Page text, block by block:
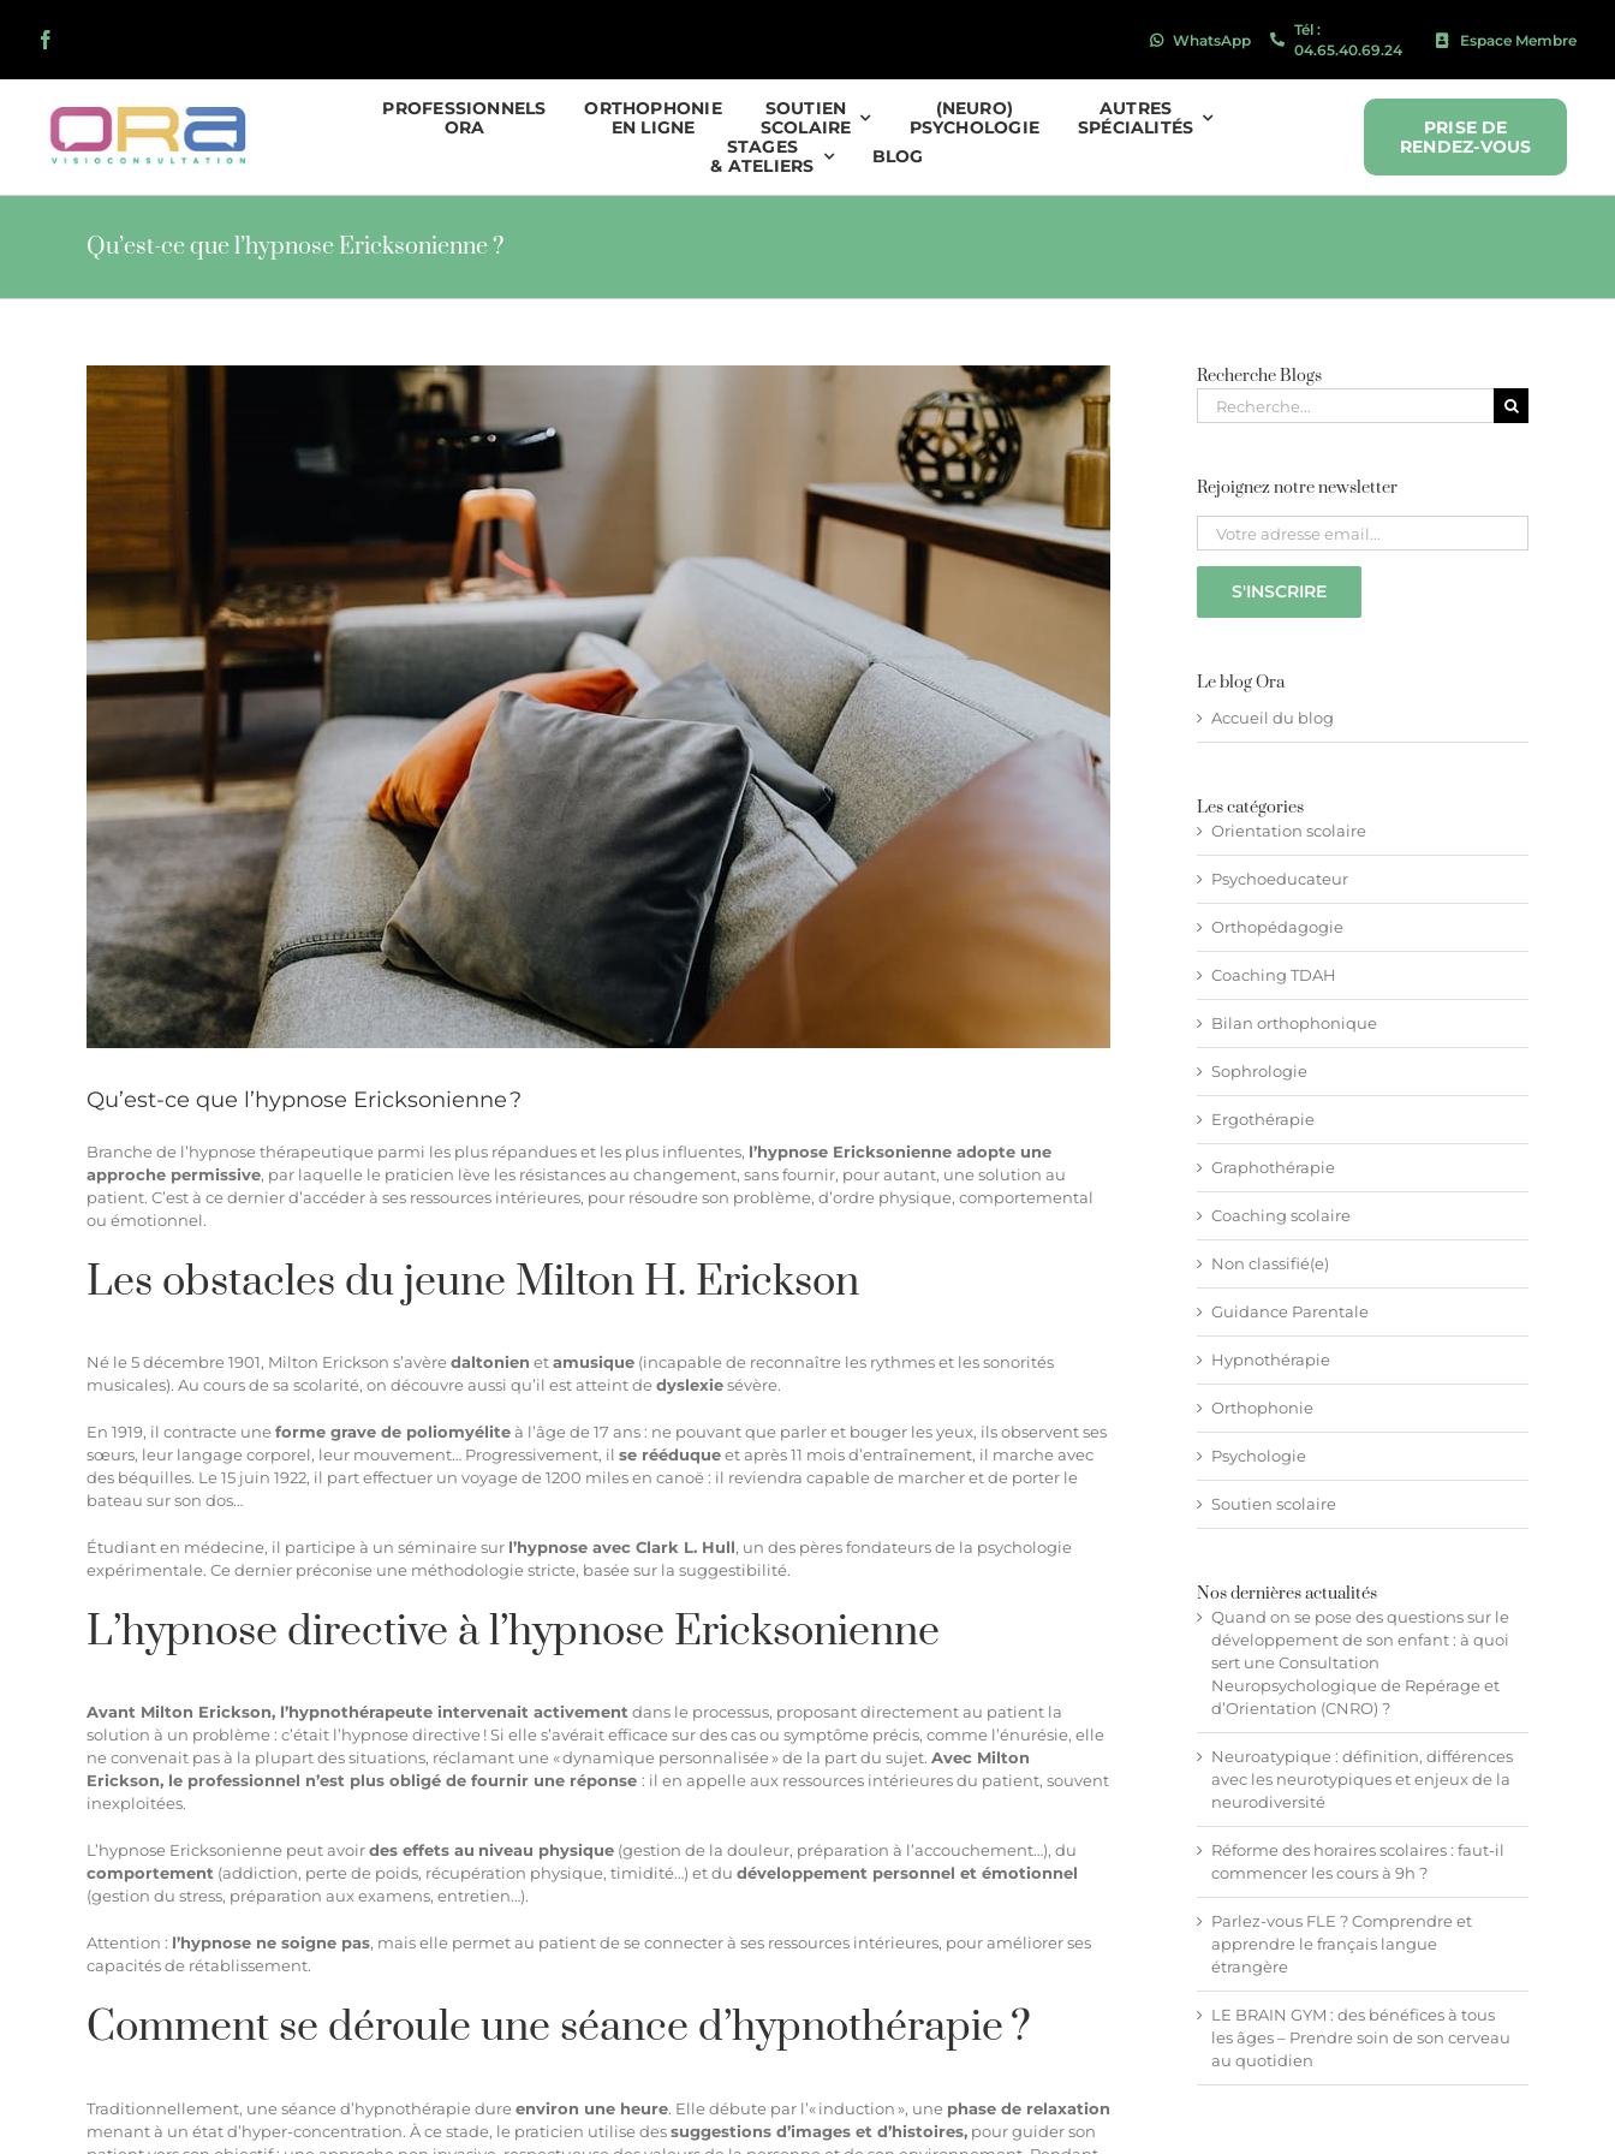
content
WhatsApp
Tél :
04.65.40.69.24
Espace Membre
PROFESSIONNELS
ORA
ORTHOPHONIE
EN LIGNE
SOUTIEN
SCOLAIRE
(NEURO)
PSYCHOLOGIE
AUTRES
SPÉCIALITÉS
STAGES
& ATELIERS
BLOG
PRISE DE
RENDEZ-VOUS
Qu’est-ce que l’hypnose Ericksonienne ?
View
Larger
Qu’est-ce que l’hypnose Ericksonienne ?
Branche de l’hypnose thérapeutique parmi les plus répandues et les plus influentes, l’hypnose Ericksonienne adopte une
approche permissive, par laquelle le praticien lève les résistances au changement, sans fournir, pour autant, une solution au
patient. C’est à ce dernier d’accéder à ses ressources intérieures, pour résoudre son problème, d’ordre physique, comportemental
ou émotionnel.
Les obstacles du jeune Milton H. Erickson
Né le 5 décembre 1901, Milton Erickson s’avèredaltonien etamusique (incapable de reconnaître les rythmes et les sonorités
musicales). Au cours de sa scolarité, on découvre aussi qu’il est atteint dedyslexiesévère.
En 1919, il contracte uneforme grave de poliomyéliteà l’âge de 17 ans : ne pouvant que parler et bouger les yeux, ils observent ses
sœurs, leur langage corporel, leur mouvement… Progressivement, il se rééduqueet après 11 mois d’entraînement, il marche avec
des béquilles. Le 15 juin 1922, il part effectuer un voyage de 1200 miles en canoë : il reviendra capable de marcher et de porter le
bateau sur son dos…
Étudiant en médecine, il participe à un séminaire sur l’hypnose avec Clark L. Hull, un des pères fondateurs de la psychologie
expérimentale. Ce dernier préconise une méthodologie stricte, basée sur la suggestibilité.
L’hypnose directive à l’hypnose Ericksonienne
Avant Milton Erickson, l’hypnothérapeute intervenait activementdans le processus, proposant directement au patient la
solution à un problème : c’était l’hypnose directive ! Si elle s’avérait efficace sur des cas ou symptôme précis, comme l’énurésie, elle
ne convenait pas à la plupart des situations, réclamant une « dynamique personnalisée » de la part du sujet. Avec Milton
Erickson, le professionnel n’est plus obligé de fournir une réponse : il en appelle aux ressources intérieures du patient, souvent
inexploitées.
L’hypnose Ericksonienne peut avoirdes effets au niveau physique (gestion de la douleur, préparation à l’accouchement…), du
comportement (addiction, perte de poids, récupération physique, timidité…) et du développement personnel et émotionnel
(gestion du stress, préparation aux examens, entretien…).
Attention : l’hypnose ne soigne pas, mais elle permet au patient de se connecter à ses ressources intérieures, pour améliorer ses
capacités de rétablissement.
Comment se déroule une séance d’hypnothérapie ?
Traditionnellement, une séance d’hypnothérapie dureenviron une heure. Elle débute par l’« induction », une phase de relaxation
menant à un état d’hyper-concentration. À ce stade, le praticien utilise dessuggestions d’images et d’histoires, pour guider son
Recherche Blogs
Recherche
pour
Rejoignez notre newsletter
Please leave this field empty.
Le blog Ora
Accueil du blog
Les catégories
Orientation scolaire
Psychoeducateur
Orthopédagogie
Coaching TDAH
Bilan orthophonique
Sophrologie
Ergothérapie
Graphothérapie
Coaching scolaire
Non classifié(e)
Guidance Parentale
Hypnothérapie
Orthophonie
Psychologie
Soutien scolaire
Nos dernières actualités
Quand on se pose des questions sur le
développement de son enfant : à quoi
sert une Consultation
Neuropsychologique de Repérage et
d’Orientation (CNRO) ?
Neuroatypique : définition, différences
avec les neurotypiques et enjeux de la
neurodiversité
Réforme des horaires scolaires : faut-il
commencer les cours à 9h ?
Parlez-vous FLE ? Comprendre et
apprendre le français langue
étrangère
LE BRAIN GYM : des bénéfices à tous
les âges – Prendre soin de son cerveau
au quotidien